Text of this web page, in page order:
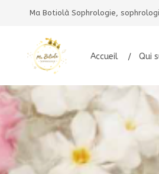
Ma Botiolà Sophrologie,
Accueil Qui